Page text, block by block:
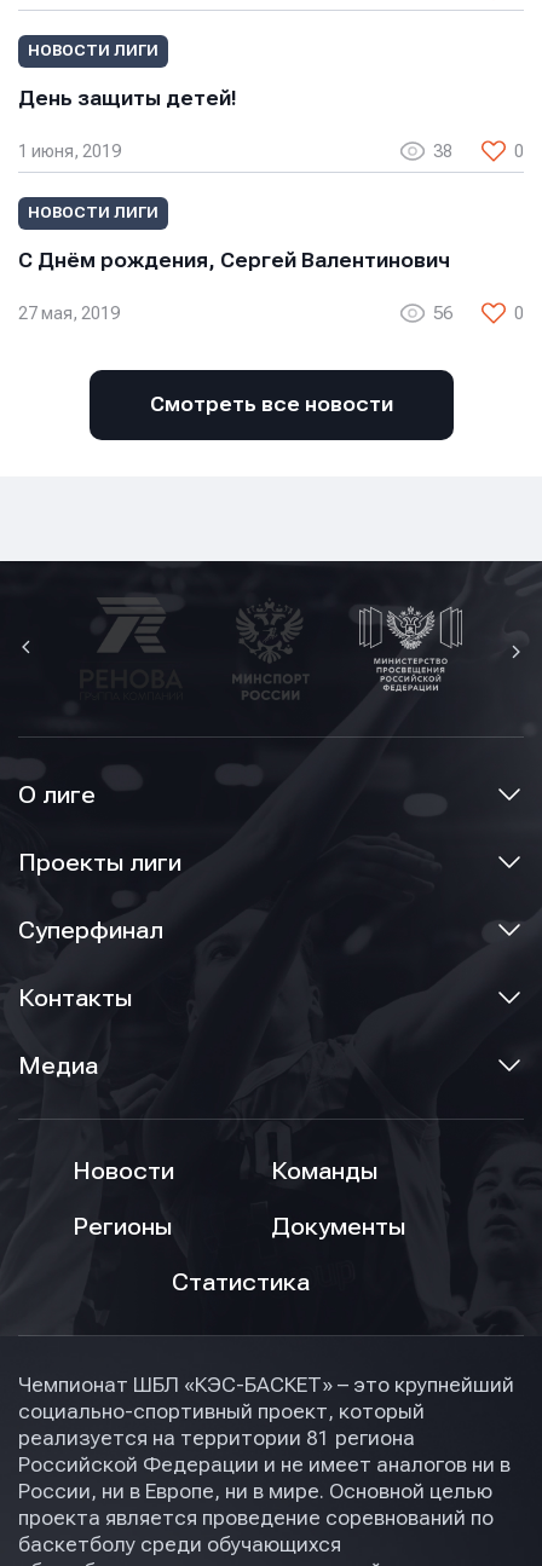
НОВОСТИ ЛИГИ
День защиты детей!
1 июня, 2019 38 0
НОВОСТИ ЛИГИ
С Днём рождения, Сергей Валентинович
27 мая, 2019 56 0
Смотреть все новости
О лиге
Проекты лиги
Суперфинал
Контакты
Медиа
Новости
Команды
Регионы
Документы
Статистика
Чемпионат ШБЛ «КЭС-БАСКЕТ» – это крупнейший
социально-спортивный проект, который
реализуется на территории 81 региона
Российской Федерации и не имеет аналогов ни в
России, ни в Европе, ни в мире. Основной целью
проекта является проведение соревнований по
баскетболу среди обучающихся